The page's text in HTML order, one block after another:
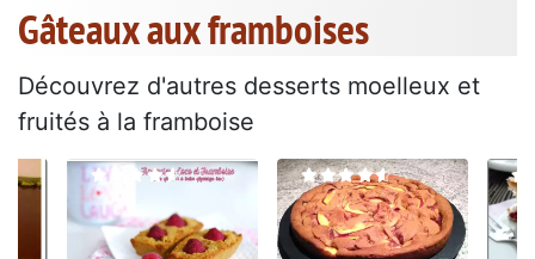
Gâteaux aux framboises
Découvrez d'autres desserts moelleux et
fruités à la framboise